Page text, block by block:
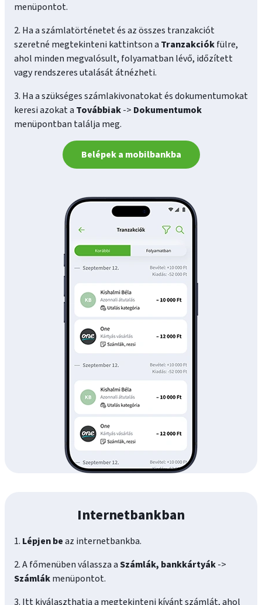
menüpontot.
2. Ha a számlatörténetet és az összes tranzakciót
szeretné megtekinteni kattintson a Tranzakciókfülre,
ahol minden megvalósult, folyamatban lévő, időzített
vagy rendszeres utalását átnézheti.
3. Ha a szükséges számlakivonatokat és dokumentumokat
keresi azokat a Továbbiak-> Dokumentumok
menüpontban találja meg.
Belépek a mobilbankba
Internetbankban
1. Lépjen beaz internetbankba.
2. A főmenüben válassza aSzámlák, bankkártyák->
Számlákmenüpontot.
3. Itt kiválaszthatja a megtekinteni kívánt számlát, ahol